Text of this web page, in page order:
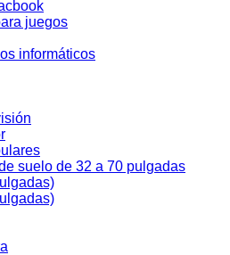
juegos
informáticos
suelo de 32 a 70 pulgadas